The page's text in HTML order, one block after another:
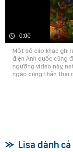
0:00
Một số clip khác ghi
điện Anh quốc cũng
ngưỡng video này,
ngào cùng thần thái
Lisa dành